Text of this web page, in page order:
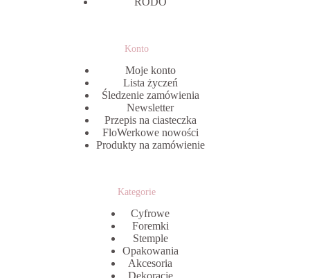
Konto
Moje konto
Lista życzeń
Śledzenie zamówienia
Newsletter
Przepis na ciasteczka
FloWerkowe nowości
Produkty na zamówienie
Kategorie
Cyfrowe
Foremki
Stemple
Opakowania
Akcesoria
Dekoracje